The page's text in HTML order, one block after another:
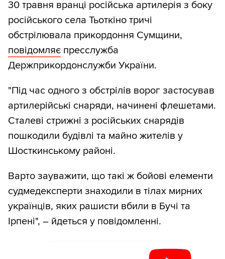
30 травня вранці російська артилерія з боку
російського села Тьоткіно тричі
обстрілювала прикордоння Сумщини,
повідомляє пресслужба
Держприкордонслужби України.
"Під час одного з обстрілів ворог застосував
артилерійські снаряди, начинені флешетами.
Сталеві стрижні з російських снарядів
пошкодили будівлі та майно жителів у
Шосткинському районі.
Варто зауважити, що такі ж бойові елементи
судмедексперти знаходили в тілах мирних
українців, яких рашисти вбили в Бучі та
Ірпені", – йдеться у повідомленні.